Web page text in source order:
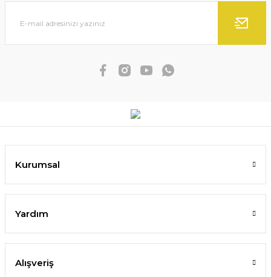
Kurumsal
Yardım
Alışveriş